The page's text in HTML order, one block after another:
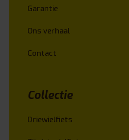
Garantie
Ons verhaal
Contact
Collectie
Driewielfiets